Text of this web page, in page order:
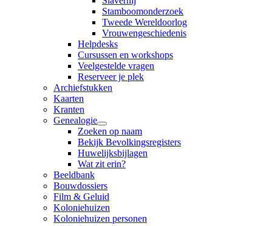
Stamboomonderzoek
Tweede Wereldoorlog
Vrouwengeschiedenis
Helpdesks
Cursussen en workshops
Veelgestelde vragen
Reserveer je plek
Archiefstukken
Kaarten
Kranten
Genealogie
Zoeken op naam
Bekijk Bevolkingsregisters
Huwelijksbijlagen
Wat zit erin?
Beeldbank
Bouwdossiers
Film & Geluid
Koloniehuizen
Koloniehuizen personen